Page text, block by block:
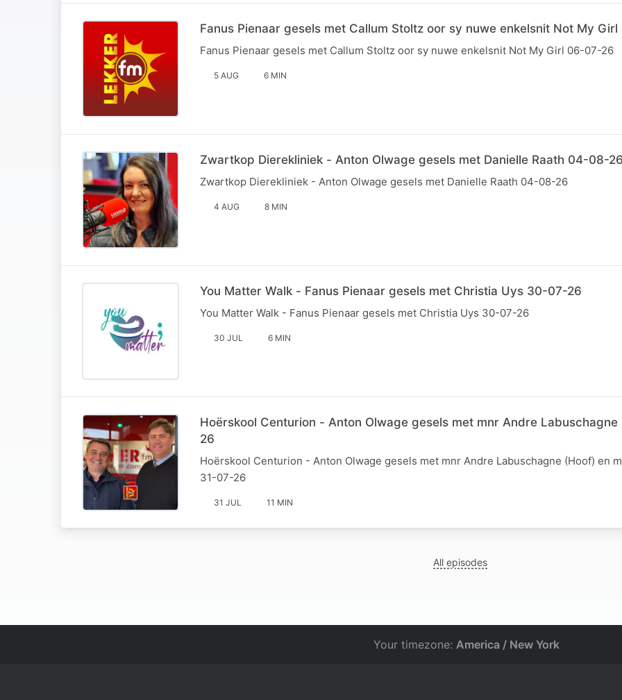
Fanus Pienaar gesels met Callum Stoltz oor sy nuwe enkelsnit Not My
Fanus Pienaar gesels met Callum Stoltz oor sy nuwe enkelsnit Not My Girl 06-07-26
5 AUG 6 MIN
Zwartkop Dierekliniek - Anton Olwage gesels met Danielle Raath 04-08-
Zwartkop Dierekliniek - Anton Olwage gesels met Danielle Raath 04-08-26
4 AUG 8 MIN
You Matter Walk - Fanus Pienaar gesels met Christia Uys 30-07-26
You Matter Walk - Fanus Pienaar gesels met Christia Uys 30-07-26
30 JUL 6 MIN
Hoërskool Centurion - Anton Olwage gesels met mnr Andre
26
Hoërskool Centurion - Anton Olwage gesels met mnr Andre Labuschagne (Hoof) en
31-07-26
31 JUL 11 MIN
All episodes
Your timezone: America / New York